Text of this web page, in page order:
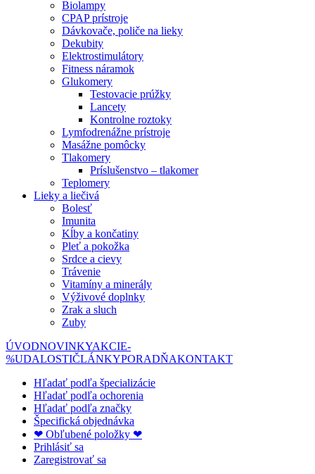
Biolampy
CPAP prístroje
Dávkovače, poliče na lieky
Dekubity
Elektrostimulátory
Fitness náramok
Glukomery
Testovacie prúžky
Lancety
Kontrolne roztoky
Lymfodrenážne prístroje
Masážne pomôcky
Tlakomery
Príslušenstvo – tlakomer
Teplomery
Lieky a liečivá
Bolesť
Imunita
Kĺby a končatiny
Pleť a pokožka
Srdce a cievy
Trávenie
Vitamíny a minerály
Výživové doplnky
Zrak a sluch
Zuby
ÚVODNOVINKYAKCIE-
%UDALOSTIČLÁNKYPORADŇAKONTAKT
Hľadať podľa špecializácie
Hľadať podľa ochorenia
Hľadať podľa značky
Špecifická objednávka
❤ Obľubené položky ❤
Prihlásiť sa
Zaregistrovať sa